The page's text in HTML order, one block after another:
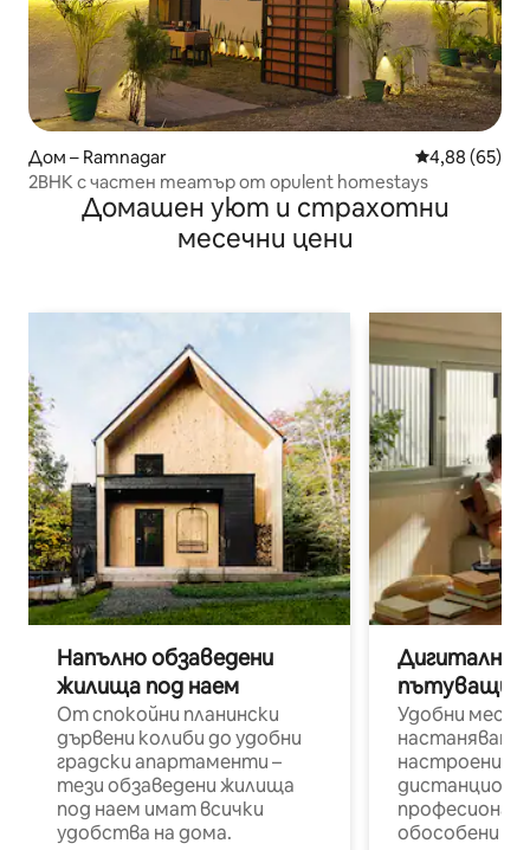
Дом – Ramnagar Средна
4,88 (65)
2BHK с частен театър от opulent homestays
Домашен уют и страхотни
месечни цени
Напълно обзаведени
жилища под наем
От спокойни планински
дървени колиби до удобни
градски апартаменти –
тези обзаведени жилища
под наем имат всички
удобства на дома.
Дигитални
пътуващи
Удобни
настаняване
настроени и
обособени